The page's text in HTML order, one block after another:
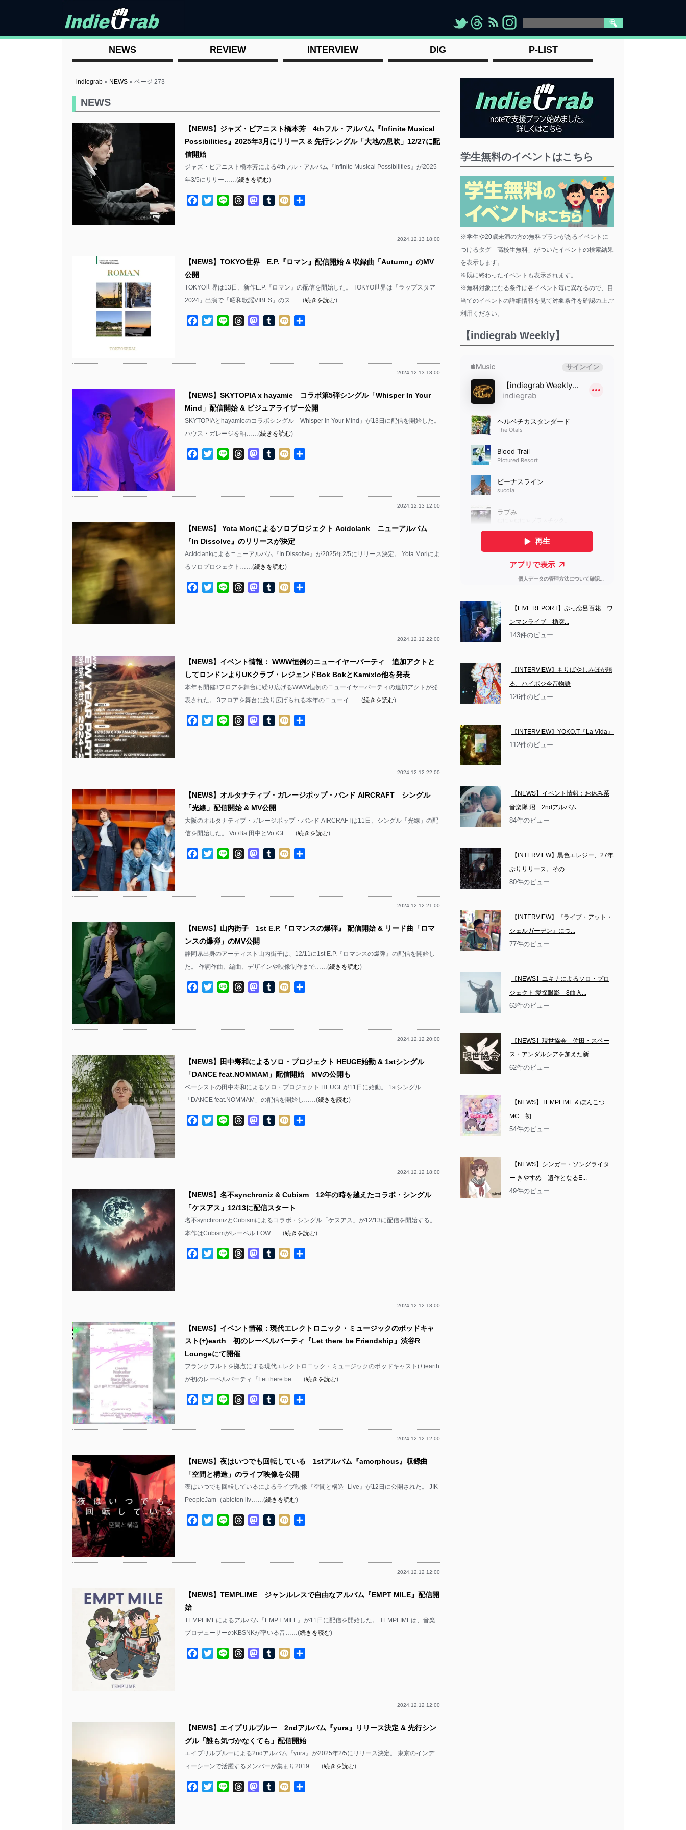
"> "> "> " >
NEWS REVIEW INTERVIEW DIG P-LIST
indiegrab » NEWS »ページ 273
NEWS
【NEWS】ジャズ・ピアニスト橋本芳 4thフル・アルバム『Infinite Musical
Possibilities』2025年3月にリリース & 先行シングル「大地の息吹」12/27に配
信開始
ジャズ・ピアニスト橋本芳による4thフル・アルバム『Infinite Musical Possibilities』が2025
年3/5にリリー……(続きを読む)
Facebook
TwitterLine ThreadsMastodon
TumblrMixi
2024.12.13 18:00
【NEWS】TOKYO世界 E.P.『ロマン』配信開始 & 収録曲「Autumn」のMV
公開
TOKYO世界は13日、新作E.P.『ロマン』の配信を開始した。 TOKYO世界は「ラップスタア
2024」出演で「昭和歌謡VIBES」のス……(続きを読む)
Facebook
TwitterLine ThreadsMastodon
TumblrMixi
2024.12.13 18:00
【NEWS】SKYTOPIA x hayamie コラボ第5弾シングル「Whisper In Your
Mind」配信開始 & ビジュアライザー公開
SKYTOPIAとhayamieのコラボシングル「Whisper In Your Mind」が13日に配信を開始した。
ハウス・ガレージを軸……(続きを読む)
Facebook
TwitterLine ThreadsMastodon
TumblrMixi
2024.12.13 12:00
【NEWS】 Yota Moriによるソロプロジェクト Acidclank ニューアルバム
『In Dissolve』のリリースが決定
Acidclankによるニューアルバム『In Dissolve』が2025年2/5にリリース決定。 Yota Moriによ
るソロプロジェクト……(続きを読む)
Facebook
TwitterLine ThreadsMastodon
TumblrMixi
2024.12.12 22:00
【NEWS】イベント情報： WWW恒例のニューイヤーパーティ 追加アクトと
してロンドンよりUKクラブ・レジェンドBok BokとKamixlo他を発表
本年も開催3フロアを舞台に繰り広げるWWW恒例のニューイヤーパーティの追加アクトが発
表された。 3フロアを舞台に繰り広げられる本年のニューイ……(続きを読む)
Facebook
TwitterLine ThreadsMastodon
TumblrMixi
2024.12.12 22:00
【NEWS】オルタナティブ・ガレージポップ・バンド AIRCRAFT シングル
「光線」配信開始 & MV公開
大阪のオルタナティブ・ガレージポップ・バンド AIRCRAFTは11日、シングル「光線」の配
信を開始した。 Vo./Ba.田中とVo./Gt……(続きを読む)
Facebook
TwitterLine ThreadsMastodon
TumblrMixi
2024.12.12 21:00
【NEWS】山内街子 1st E.P.『ロマンスの爆弾』 配信開始 & リード曲「ロマ
ンスの爆弾」のMV公開
静岡県出身のアーティスト山内街子は、12/11に1st E.P.『ロマンスの爆弾』の配信を開始し
た。 作詞作曲、編曲、デザインや映像制作まで……(続きを読む)
Facebook
TwitterLine ThreadsMastodon
TumblrMixi
2024.12.12 20:00
【NEWS】田中寿和によるソロ・プロジェクト HEUGE始動 & 1stシングル
「DANCE feat.NOMMAM」配信開始 MVの公開も
ベーシストの田中寿和によるソロ・プロジェクト HEUGEが11日に始動。 1stシングル
「DANCE feat.NOMMAM」の配信を開始し……(続きを読む)
Facebook
TwitterLine ThreadsMastodon
TumblrMixi
2024.12.12 18:00
【NEWS】名不synchroniz & Cubism 12年の時を越えたコラボ・シングル
「ケスアス」12/13に配信スタート
名不synchronizとCubismによるコラボ・シングル「ケスアス」が12/13に配信を開始する。
本作はCubismがレーベル LOW……(続きを読む)
Facebook
TwitterLine ThreadsMastodon
TumblrMixi
2024.12.12 18:00
【NEWS】イベント情報：現代エレクトロニック・ミュージックのポッドキャ
スト(+)earth 初のレーベルパーティ『Let there be Friendship』渋谷R
Loungeにて開催
フランクフルトを拠点にする現代エレクトロニック・ミュージックのポッドキャスト(+)earth
が初のレーベルパーティ『Let there be……(続きを読む)
Facebook
TwitterLine ThreadsMastodon
TumblrMixi
2024.12.12 12:00
【NEWS】夜はいつでも回転している 1stアルバム『amorphous』収録曲
「空間と構造」のライブ映像を公開
夜はいつでも回転しているによるライブ映像『空間と構造 -Live』が12日に公開された。 JIK
PeopleJam（ableton liv……(続きを読む)
Facebook
TwitterLine ThreadsMastodon
TumblrMixi
2024.12.12 12:00
【NEWS】TEMPLIME ジャンルレスで自由なアルバム『EMPT MILE』配信開
始
TEMPLIMEによるアルバム『EMPT MILE』が11日に配信を開始した。 TEMPLIMEは、音楽
プロデューサーのKBSNKが率いる音……(続きを読む)
Facebook
TwitterLine ThreadsMastodon
TumblrMixi
2024.12.12 12:00
【NEWS】エイプリルブルー 2ndアルバム『yura』リリース決定 & 先行シン
グル「誰も気づかなくても」配信開始
エイプリルブルーによる2ndアルバム『yura』が2025年2/5にリリース決定。 東京のインデ
ィーシーンで活躍するメンバーが集まり2019……(続きを読む)
Facebook
TwitterLine ThreadsMastodon
TumblrMixi
学生無料のイベントはこちら
※学生や20歳未満の方の無料プランがあるイベントに
つけるタグ「高校生無料」がついたイベントの検索結果
を表示します。
※既に終わったイベントも表示されます。
※無料対象になる条件は各イベント毎に異なるので、目
当てのイベントの詳細情報を見て対象条件を確認の上ご
利用ください。
【indiegrab Weekly】
【LIVE REPORT】ぶっ恋呂百花　ワ
ンマンライブ「楯突...
143件のビュー
【INTERVIEW】もりばやしみほが語
る、ハイポジ今昔物語
126件のビュー
【INTERVIEW】YOKO.T『La Vida』
112件のビュー
【NEWS】イベント情報：お休み系
音楽隊 沼　2ndアルバム...
84件のビュー
【INTERVIEW】黒色エレジー、27年
ぶりリリース。その...
80件のビュー
【INTERVIEW】『ライブ・アット・
シェルガーデン』につ...
77件のビュー
【NEWS】ユキナによるソロ・プロ
ジェクト 愛探眼影　8曲入...
63件のビュー
【NEWS】現世協会　佐田・スペー
ス・アンダルシアを加えた新...
62件のビュー
【NEWS】TEMPLIME & ぽんこつ
MC　初...
54件のビュー
【NEWS】シンガー・ソングライタ
ー きやすめ　遺作となるE...
49件のビュー